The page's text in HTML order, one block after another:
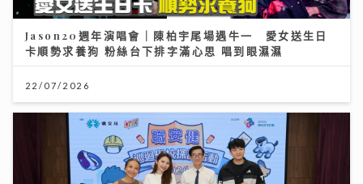
Jason20週年演唱會｜陳柏宇尾場遇牛一 愛女送生日
卡順勢求養狗 粉絲台下排字滿心思 唱到眼濕濕
22/07/2026